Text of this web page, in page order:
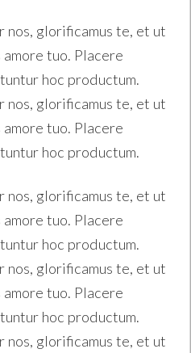
nos, glorificamus te, et ut
tuo. Placere
hoc productum.
nos, glorificamus te, et ut
tuo. Placere
hoc productum.
nos, glorificamus te, et ut
tuo. Placere
hoc productum.
nos, glorificamus te, et ut
tuo. Placere
hoc productum.
nos, glorificamus te, et ut